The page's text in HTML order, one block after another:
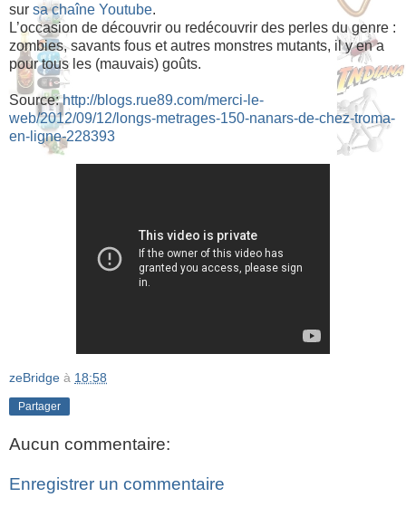
sur sa chaîne Youtube.
L’occasion de découvrir ou redécouvrir des perles du genre :
zombies, savants fous et autres monstres mutants, il y en a
pour tous les (mauvais) goûts.
Source:http://blogs.rue89.com/merci-le-
web/2012/09/12/longs-metrages-150-nanars-de-chez-troma-
en-ligne-228393
zeBridge à 18:58
Partager
Aucun commentaire:
Enregistrer un commentaire